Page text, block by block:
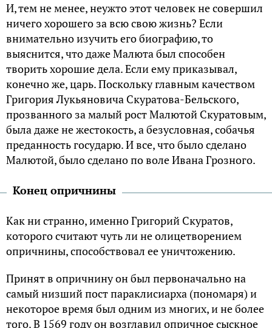
И, тем не менее, неужто этот человек не совершил
ничего хорошего за всю свою жизнь? Если
внимательно изучить его биографию, то
выяснится, что даже Малюта был способен
творить хорошие дела. Если ему приказывал,
конечно же, царь. Поскольку главным качеством
Григория Лукьяновича Скуратова-Бельского,
прозванного за малый рост Малютой Скуратовым,
была даже не жестокость, а безусловная, собачья
преданность государю. И все, что было сделано
Малютой, было сделано по воле Ивана Грозного.
Конец опричнины
Как ни странно, именно Григорий Скуратов,
которого считают чуть ли не олицетворением
опричнины, способствовал ее уничтожению.
Принят в опричнину он был первоначально на
самый низший пост параклисиарха (пономаря) и
некоторое время был одним из многих, и не более
того. В 1569 году он возглавил опричное сыскное